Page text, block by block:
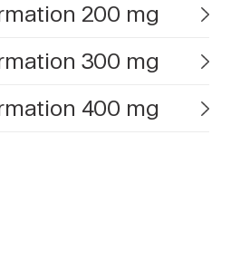
200 mg
300 mg
400 mg